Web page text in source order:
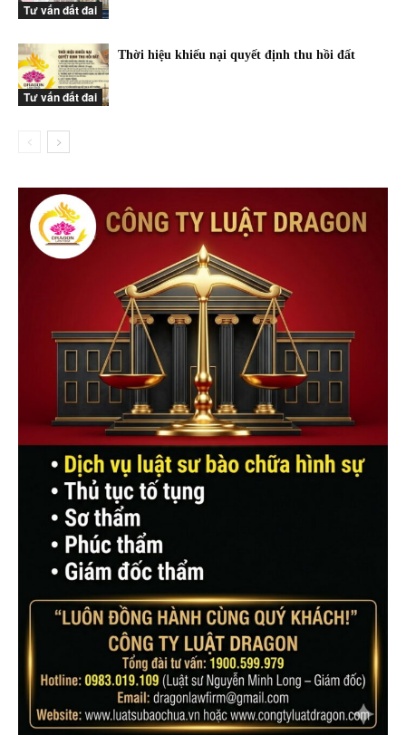
Tư vấn đất đai
Tư vấn đất đai
Thời hiệu khiếu nại quyết định thu hồi đất